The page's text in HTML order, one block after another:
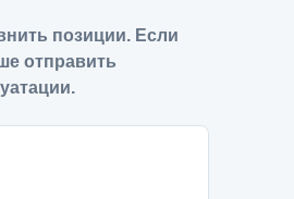
позиции. Если
отправить